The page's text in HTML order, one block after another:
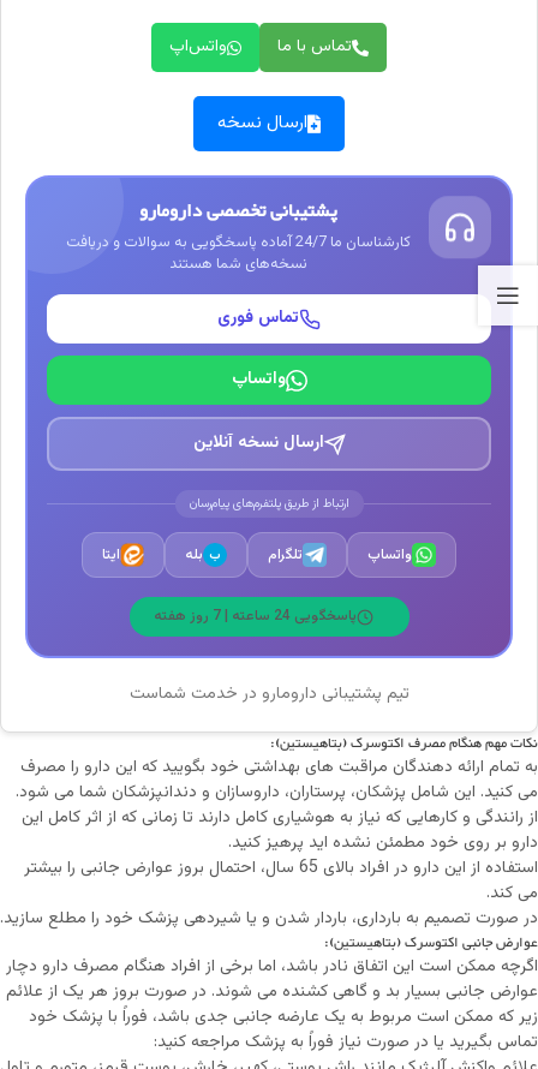
تماس با ما واتس‌اپ
ارسال نسخه
پشتیبانی تخصصی دارومارو
کارشناسان ما 24/7 آماده پاسخگویی به سوالات و دریافت
نسخه‌های شما هستند
تماس فوری
واتساپ
ارسال نسخه آنلاین
ارتباط از طریق پلتفرم‌های پیام‌رسان
واتساپ تلگرام ب بله ایتا
پاسخگویی 24 ساعته | 7 روز هفته
تیم پشتیبانی دارومارو در خدمت شماست
نکات مهم هنگام مصرف اکتوسرک (بتاهیستین):
به تمام ارائه دهندگان مراقبت های بهداشتی خود بگویید که این دارو را مصرف
می کنید. این شامل پزشکان، پرستاران، داروسازان و دندانپزشکان شما می شود.
از رانندگی و کارهایی که نیاز به هوشیاری کامل دارند تا زمانی که از اثر کامل این
دارو بر روی خود مطمئن نشده اید پرهیز کنید.
استفاده از این دارو در افراد بالای 65 سال، احتمال بروز عوارض جانبی را بیشتر
می کند.
در صورت تصمیم به بارداری، باردار شدن و یا شیردهی پزشک خود را مطلع سازید.
عوارض جانبی اکتوسرک (بتاهیستین):
اگرچه ممکن است این اتفاق نادر باشد، اما برخی از افراد هنگام مصرف دارو دچار
عوارض جانبی بسیار بد و گاهی کشنده می شوند. در صورت بروز هر یک از علائم
زیر که ممکن است مربوط به یک عارضه جانبی جدی باشد، فوراً با پزشک خود
تماس بگیرید یا در صورت نیاز فوراً به پزشک مراجعه کنید: